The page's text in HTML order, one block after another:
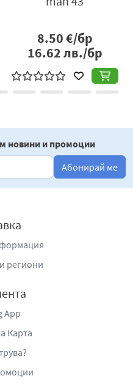
8.50€/бр
16.62лв./бр
новини и промоции
Абонирай ме
региони
App
Карта